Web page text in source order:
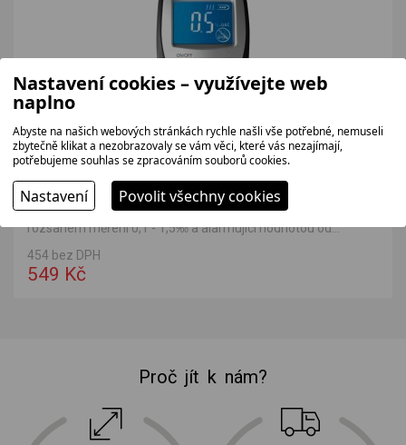
SENCOR SCABA02 černá
Alkoholtester slouží k zobrazení obsahu alkoholu v dechu s
rozsahem měření 0,1 - 1,5‰ a alarmující hodnotou od...
454 bez DPH
549 Kč
Proč jít k nám?
Nastavení cookies – využívejte web
naplno
Abyste na našich webových stránkách rychle našli vše potřebné, nemuseli
zbytečně klikat a nezobrazovaly se vám věci, které vás nezajímají,
potřebujeme souhlas se zpracováním souborů cookies.
Nastavení Povolit všechny cookies